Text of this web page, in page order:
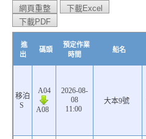
進
出
碼頭
預定作業
時間
船名
移泊
S
A04
A08
2026-08-
08
11:00
大本9號